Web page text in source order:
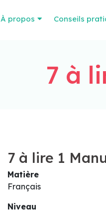
À propos Conseils
7 à
7 à lire 1
Matière
Français
Niveau